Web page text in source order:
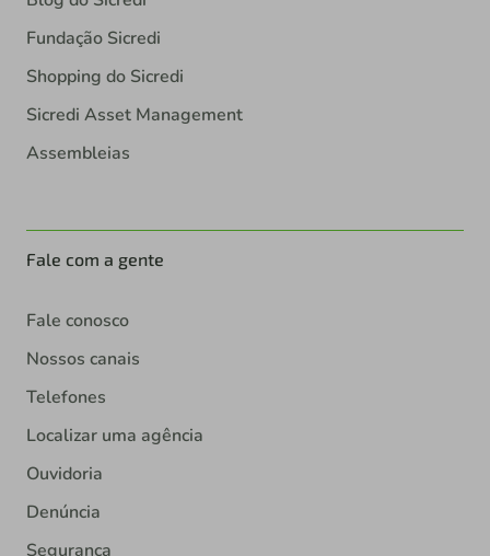
Fundação Sicredi
Shopping do Sicredi
Sicredi Asset Management
Assembleias
Fale com a gente
Fale conosco
Nossos canais
Telefones
Localizar uma agência
Ouvidoria
Denúncia
Segurança